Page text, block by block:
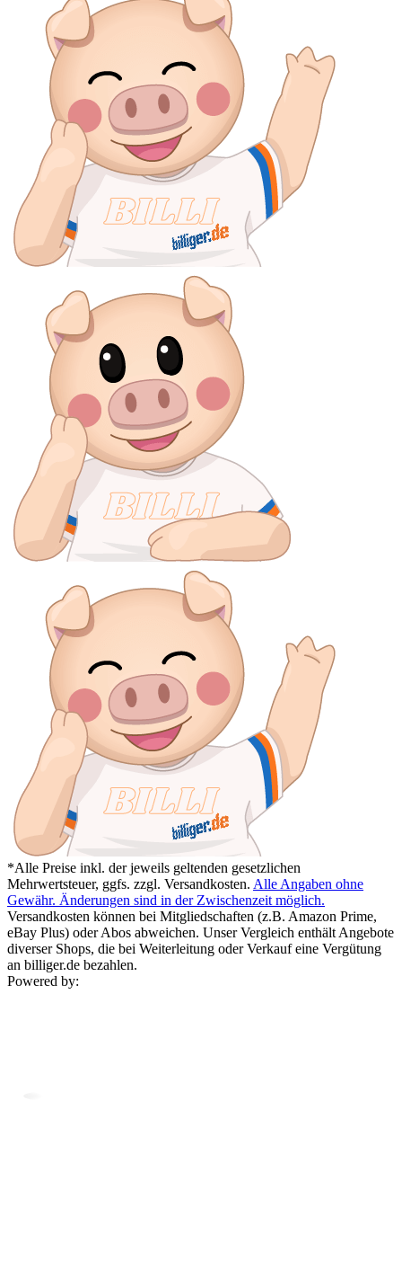
*Alle Preise inkl. der jeweils geltenden gesetzlichen
Mehrwertsteuer, ggfs. zzgl. Versandkosten. Alle Angaben ohne
Gewähr. Änderungen sind in der Zwischenzeit möglich.
Versandkosten können bei Mitgliedschaften (z.B. Amazon Prime,
eBay Plus) oder Abos abweichen. Unser Vergleich enthält Angebote
diverser Shops, die bei Weiterleitung oder Verkauf eine Vergütung
an billiger.de bezahlen.
Powered by: